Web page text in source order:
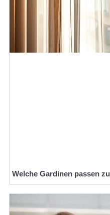
Welche Gardinen passen